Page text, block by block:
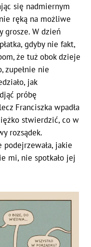
się nadmiernym
ręką na możliwe
grosze. W dzień
gdyby nie fakt,
że tuż obok dzieje
zupełnie nie
jak
próbę
Franciszka wpadła
stwierdzić, co w
rozsądek.
podejrzewała, jakie
mi, nie spotkało jej